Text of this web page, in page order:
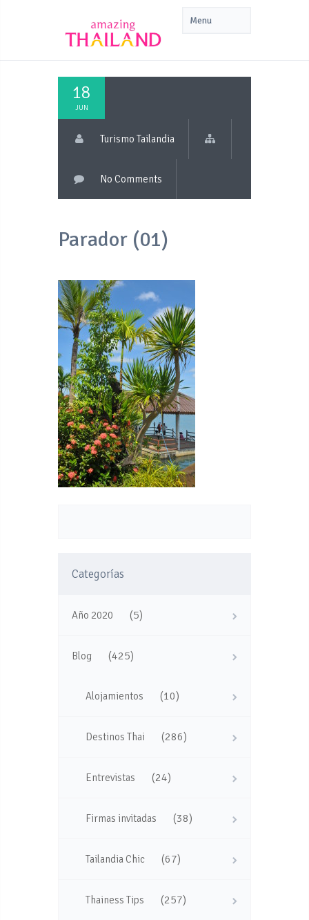
18
JUN
Turismo Tailandia
No Comments
Parador (01)
Categorías
Año 2020 (5)
Blog (425)
Alojamientos (10)
Destinos Thai (286)
Entrevistas (24)
Firmas invitadas (38)
Tailandia Chic (67)
Thainess Tips (257)